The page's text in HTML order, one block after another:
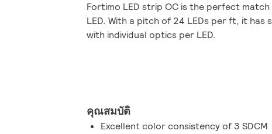
Fortimo LED strip OC is the perfect
LED. With a pitch of 24 LEDs per ft, it
with individual optics per LED.
คุณสมบัติ
Excellent color consistency of 3 SDCM